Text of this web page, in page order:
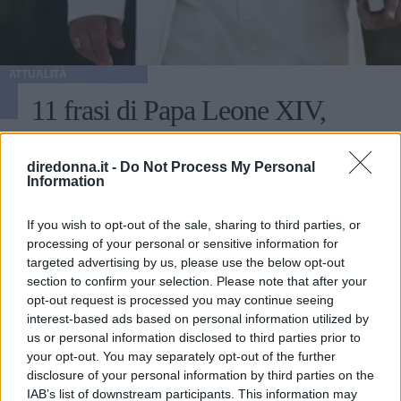
diredonna.it - Do Not Process My Personal
Information
If you wish to opt-out of the sale, sharing to third parties, or
processing of your personal or sensitive information for
targeted advertising by us, please use the below opt-out
section to confirm your selection. Please note that after your
opt-out request is processed you may continue seeing
interest-based ads based on personal information utilized by
us or personal information disclosed to third parties prior to
your opt-out. You may separately opt-out of the further
disclosure of your personal information by third parties on the
IAB’s list of downstream participants. This information may
11 frasi di Papa Leone XIV,
pronunciate quando era Robert
Francis Prevost
Chi è e cosa ha detto in passato Robert Francis Prevost,
ovvero il nuovo Papa Leone XIV che succede a Papa
Francesco I: le citazioni su migranti, ambiente, diritti e
fede.